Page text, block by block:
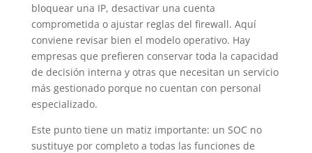
bloquear una IP, desactivar una cuenta
comprometida o ajustar reglas del firewall. Aquí
conviene revisar bien el modelo operativo. Hay
empresas que prefieren conservar toda la capacidad
de decisión interna y otras que necesitan un servicio
más gestionado porque no cuentan con personal
especializado.
Este punto tiene un matiz importante: un SOC no
sustituye por completo a todas las funciones de